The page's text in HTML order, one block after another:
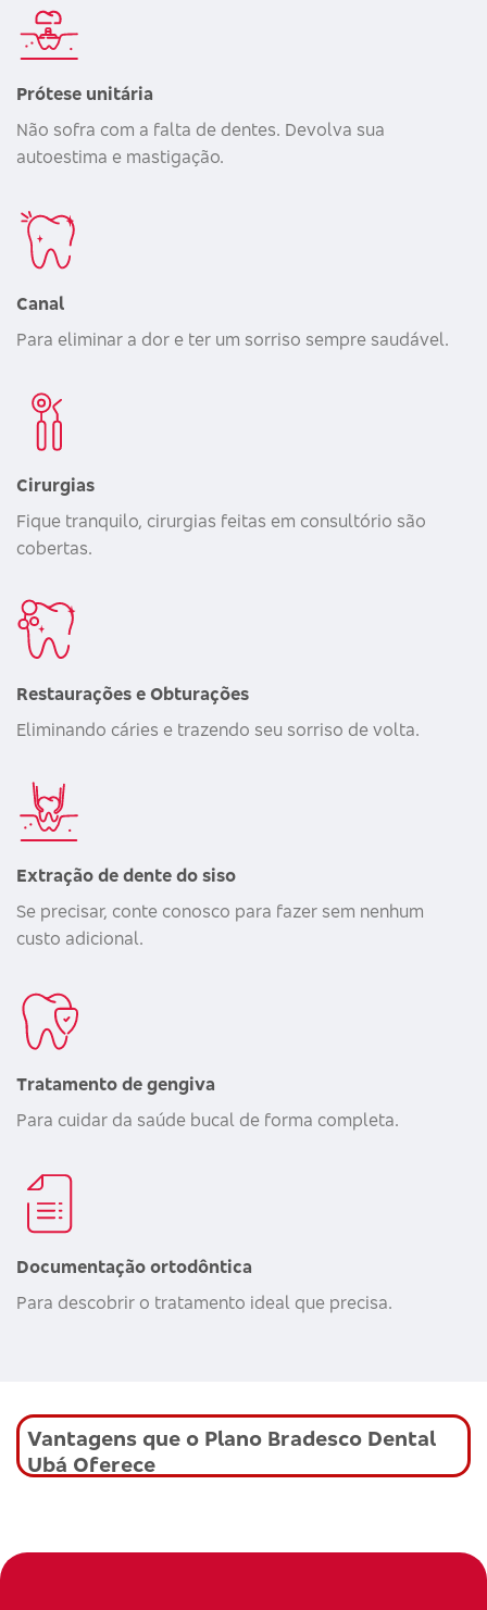
Prótese unitária
Não sofra com a falta de dentes. Devolva sua
autoestima e mastigação.
Canal
Para eliminar a dor e ter um sorriso sempre saudável.
Cirurgias
Fique tranquilo, cirurgias feitas em consultório são
cobertas.
Restaurações e Obturações
Eliminando cáries e trazendo seu sorriso de volta.
Extração de dente do siso
Se precisar, conte conosco para fazer sem nenhum
custo adicional.
Tratamento de gengiva
Para cuidar da saúde bucal de forma completa.
Documentação ortodôntica
Para descobrir o tratamento ideal que precisa.
Vantagens que o Plano Bradesco Dental
Ubá Oferece